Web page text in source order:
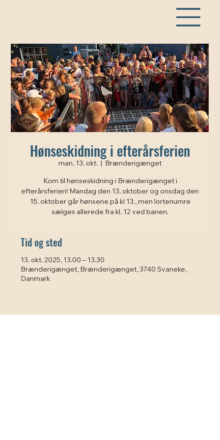
Hønseskidning i efterårsferien
man. 13. okt. Brænderigænget
Kom til hønseskidning i Brænderigænget i
efterårsferien! Mandag den 13. oktober og onsdag den
15. oktober går hønsene på kl 13., men lortenumre
sælges allerede fra kl. 12 ved banen.
Tid og sted
13. okt. 2025, 13.00 – 13.30
Brænderigænget, Brænderigænget, 3740 Svaneke,
Danmark